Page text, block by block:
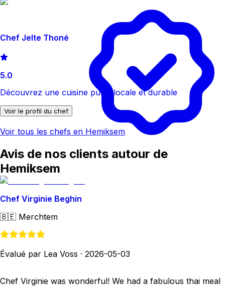
Chef Jelte Thoné
5.0
Découvrez une cuisine pure, locale et durable
Voir le profil du chef
Voir tous les chefs en Hemiksem
Avis de nos clients autour de
Hemiksem
Chef Virginie Beghin
🇧🇪 Merchtem
Évalué par Lea Voss · 2026-05-03
Chef Virginie was wonderful! We had a fabulous thai meal